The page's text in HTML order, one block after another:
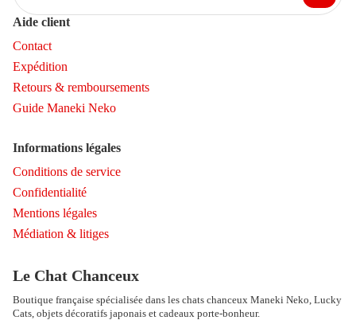
Aide client
Contact
Expédition
Retours & remboursements
Guide Maneki Neko
Informations légales
Conditions de service
Confidentialité
Mentions légales
Médiation & litiges
Le Chat Chanceux
Boutique française spécialisée dans les chats chanceux Maneki Neko, Lucky
Cats, objets décoratifs japonais et cadeaux porte-bonheur.
Politique de remboursement
Conditions d’utilisation
Politique d’expédition